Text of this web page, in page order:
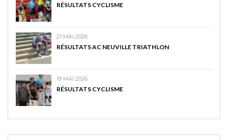
RÉSULTATS CYCLISME
21 MAI 2026
RÉSULTATS AC NEUVILLE TRIATHLON
19 MAI 2026
RÉSULTATS CYCLISME